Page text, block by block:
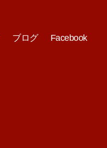
ブログ Facebook